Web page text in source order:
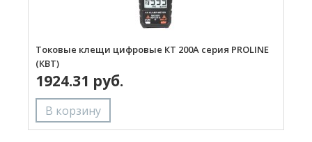
Токовые клещи цифровые КТ 200А серия PROLINE
(КВТ)
1924.31 руб.